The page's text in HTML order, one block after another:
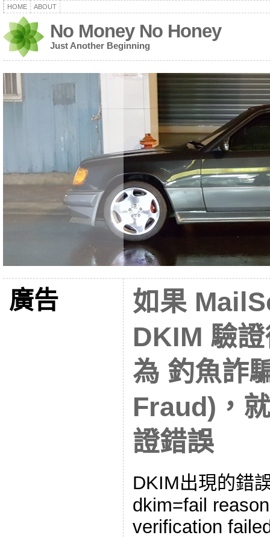
HOME ABOUT
No Money No Honey
Just Another Beginning
廣告
如果
DKIM 驗
為 釣魚詐
Fraud)，
證錯誤
DKIM出現的錯
dkim=fail
verification